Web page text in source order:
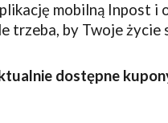
mobilną Inpost
trzeba, by Twoje życie
dostępne